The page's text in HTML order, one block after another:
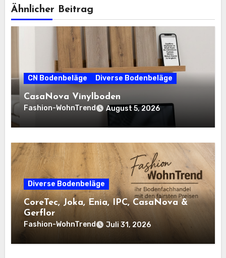
Ähnlicher Beitrag
CN Bodenbeläge Diverse Bodenbeläge
CasaNova Vinylboden
Fashion-WohnTrend August 5, 2026
Diverse Bodenbeläge
CoreTec, Joka, Enia, IPC, CasaNova &
Gerflor
Fashion-WohnTrend Juli 31, 2026